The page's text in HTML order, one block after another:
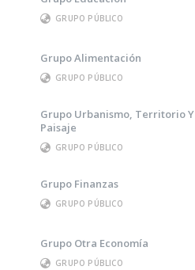
GRUPO PÚBLICO
Grupo Alimentación
GRUPO PÚBLICO
Grupo Urbanismo, Territorio Y
Paisaje
GRUPO PÚBLICO
Grupo Finanzas
GRUPO PÚBLICO
Grupo Otra Economía
GRUPO PÚBLICO